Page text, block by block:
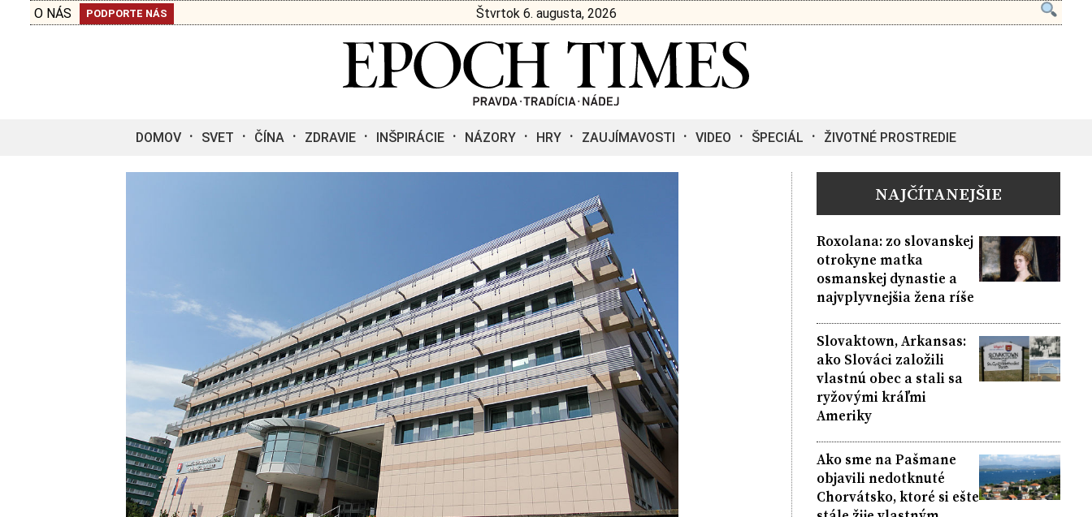
O NÁS PODPORTE NÁS Štvrtok 6. augusta, 2026
DOMOV SVET ČÍNA ZDRAVIE INŠPIRÁCIE NÁZORY HRY ZAUJÍMAVOSTI VIDEO ŠPECIÁL ŽIVOTNÉ PROSTREDIE
NAJČÍTANEJŠIE
Roxolana: zo slovanskej
otrokyne matka
osmanskej dynastie a
najvplyvnejšia žena ríše
Slovaktown, Arkansas:
ako Slováci založili
vlastnú obec a stali sa
ryžovými kráľmi
Ameriky
Ako sme na Pašmane
objavili nedotknuté
Chorvátsko, ktoré si ešte